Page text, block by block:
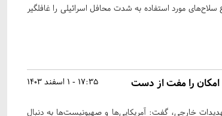
سلاح‌های مورد استفاده به شدت محافل اسرائیلی را غافلگیر
17:35 - 1 اسفند 1403
این امکان را مفت از دست
خارجی، گفت: آمریکایی‌ها و صهیونیست‌ها به دنبال